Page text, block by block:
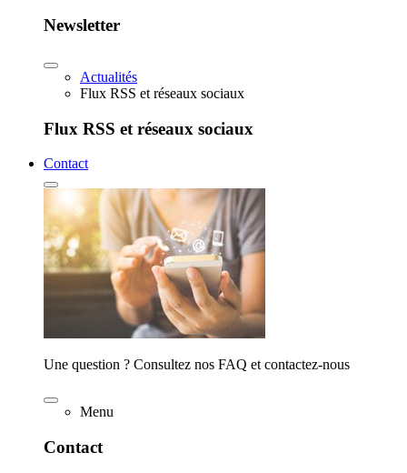
Newsletter
Actualités
Flux RSS et réseaux sociaux
Flux RSS et réseaux sociaux
Contact
Une question ? Consultez nos FAQ et contactez-nous
Menu
Contact